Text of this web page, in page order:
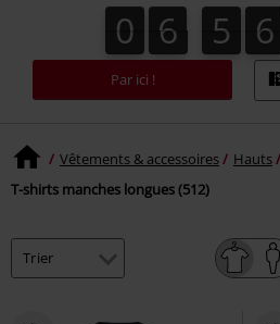
TV
0
0 6
6 5
5 6
6
Par ici !
Vêtements & accessoires
Hauts
T-shirts manches longues (512)